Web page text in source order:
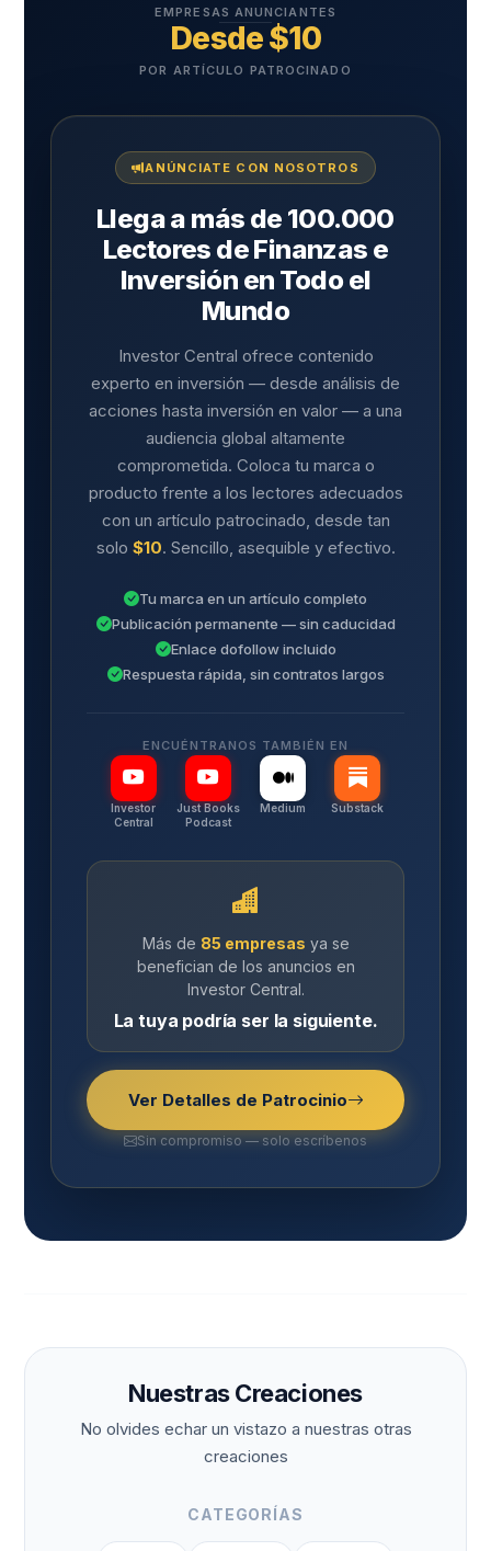
EMPRESAS ANUNCIANTES
Desde $10
POR ARTÍCULO PATROCINADO
ANÚNCIATE CON NOSOTROS
Llega a más de 100.000
Lectores de Finanzas e
Inversión en Todo el
Mundo
Investor Central ofrece contenido
experto en inversión — desde análisis de
acciones hasta inversión en valor — a una
audiencia global altamente
comprometida. Coloca tu marca o
producto frente a los lectores adecuados
con un artículo patrocinado, desde tan
solo $10. Sencillo, asequible y efectivo.
Tu marca en un artículo completo
Publicación permanente — sin caducidad
Enlace dofollow incluido
Respuesta rápida, sin contratos largos
ENCUÉNTRANOS TAMBIÉN EN
Investor
Central
Just Books
Podcast
Medium Substack
Más de 85 empresas ya se
benefician de los anuncios en
Investor Central.
La tuya podría ser la siguiente.
Ver Detalles de Patrocinio
Sin compromiso — solo escríbenos
Nuestras Creaciones
No olvides echar un vistazo a nuestras otras
creaciones
CATEGORÍAS